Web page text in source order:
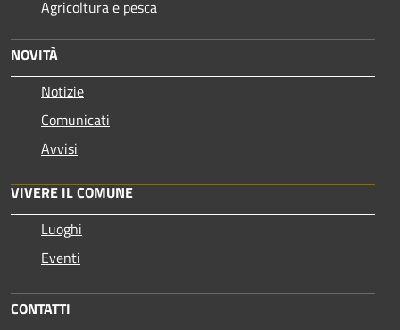
Agricoltura e pesca
NOVITÀ
Notizie
Comunicati
Avvisi
VIVERE IL COMUNE
Luoghi
Eventi
CONTATTI